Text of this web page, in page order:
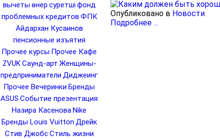
вычеты өнер суретшіфонд
проблемных кредитов ФПК
Айдархан Кусаинов
пенсионные изъятия
Прочее курсы Прочее Кафе
ZVUKСаунд-арт Женщины-
предприниматели Диджеинг
Прочее Вечеринки Бренды
ASUS Событие презентация
Назира Касенова Nike
Бренды Louis Vuitton Дрейк
Стив Джобс Стиль жизни
Опубликовано в Новости
Подробнее ...